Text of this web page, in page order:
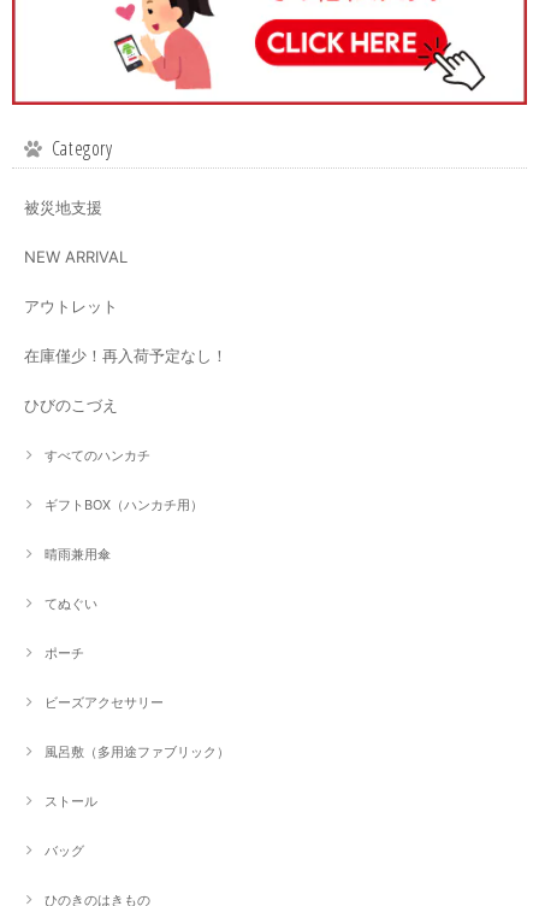
Category
被災地支援
NEW ARRIVAL
アウトレット
在庫僅少！再入荷予定なし！
ひびのこづえ
すべてのハンカチ
ギフトBOX（ハンカチ用）
晴雨兼用傘
てぬぐい
ポーチ
ビーズアクセサリー
風呂敷（多用途ファブリック）
ストール
バッグ
ひのきのはきもの